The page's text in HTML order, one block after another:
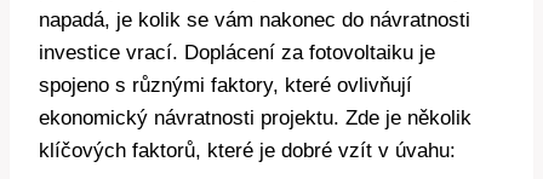
napadá, je kolik se vám nakonec do návratnosti
investice vrací. Doplácení za fotovoltaiku je
spojeno s různými faktory, které ovlivňují
ekonomický návratnosti projektu. Zde je několik
klíčových faktorů, které je dobré vzít v úvahu: